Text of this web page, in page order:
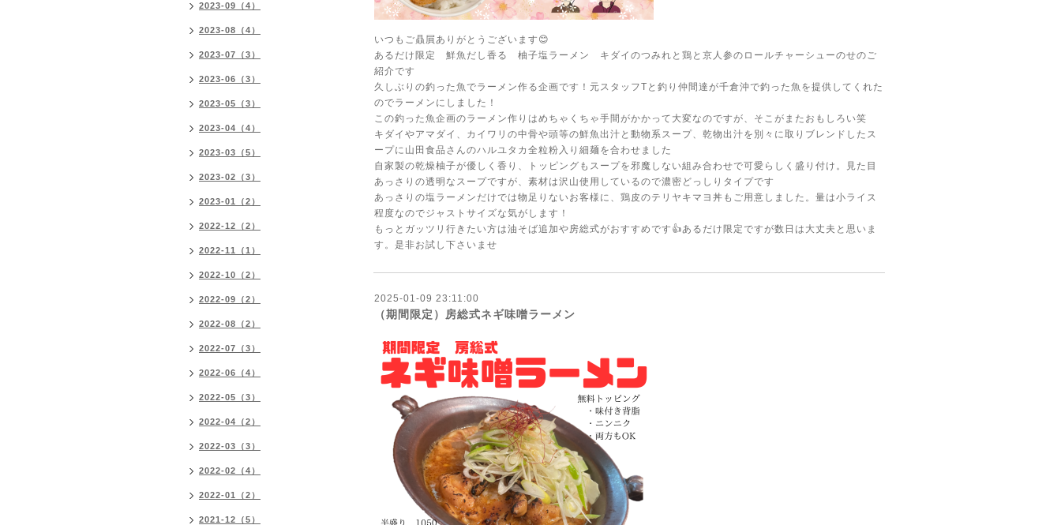
いつもご贔屓ありがとうございます😊
あるだけ限定 鮮魚だし香る 柚子塩ラーメン キダイのつみれと鶏と京人参のロールチャーシューのせのご
紹介です
久しぶりの釣った魚でラーメン作る企画です！元スタッフTと釣り仲間達が千倉沖で釣った魚を提供してくれた
のでラーメンにしました！
この釣った魚企画のラーメン作りはめちゃくちゃ手間がかかって大変なのですが、そこがまたおもしろい笑
キダイやアマダイ、カイワリの中骨や頭等の鮮魚出汁と動物系スープ、乾物出汁を別々に取りブレンドしたス
ープに山田食品さんのハルユタカ全粒粉入り細麺を合わせました
自家製の乾燥柚子が優しく香り、トッピングもスープを邪魔しない組み合わせで可愛らしく盛り付け。見た目
あっさりの透明なスープですが、素材は沢山使用しているので濃密どっしりタイプです
あっさりの塩ラーメンだけでは物足りないお客様に、鶏皮のテリヤキマヨ丼もご用意しました。量は小ライス
程度なのでジャストサイズな気がします！
もっとガッツリ行きたい方は油そば追加や房総式がおすすめです👍あるだけ限定ですが数日は大丈夫と思いま
す。是非お試し下さいませ
2025-01-09 23:11:00
（期間限定）房総式ネギ味噌ラーメン
2023-09（4）
2023-08（4）
2023-07（3）
2023-06（3）
2023-05（3）
2023-04（4）
2023-03（5）
2023-02（3）
2023-01（2）
2022-12（2）
2022-11（1）
2022-10（2）
2022-09（2）
2022-08（2）
2022-07（3）
2022-06（4）
2022-05（3）
2022-04（2）
2022-03（3）
2022-02（4）
2022-01（2）
2021-12（5）